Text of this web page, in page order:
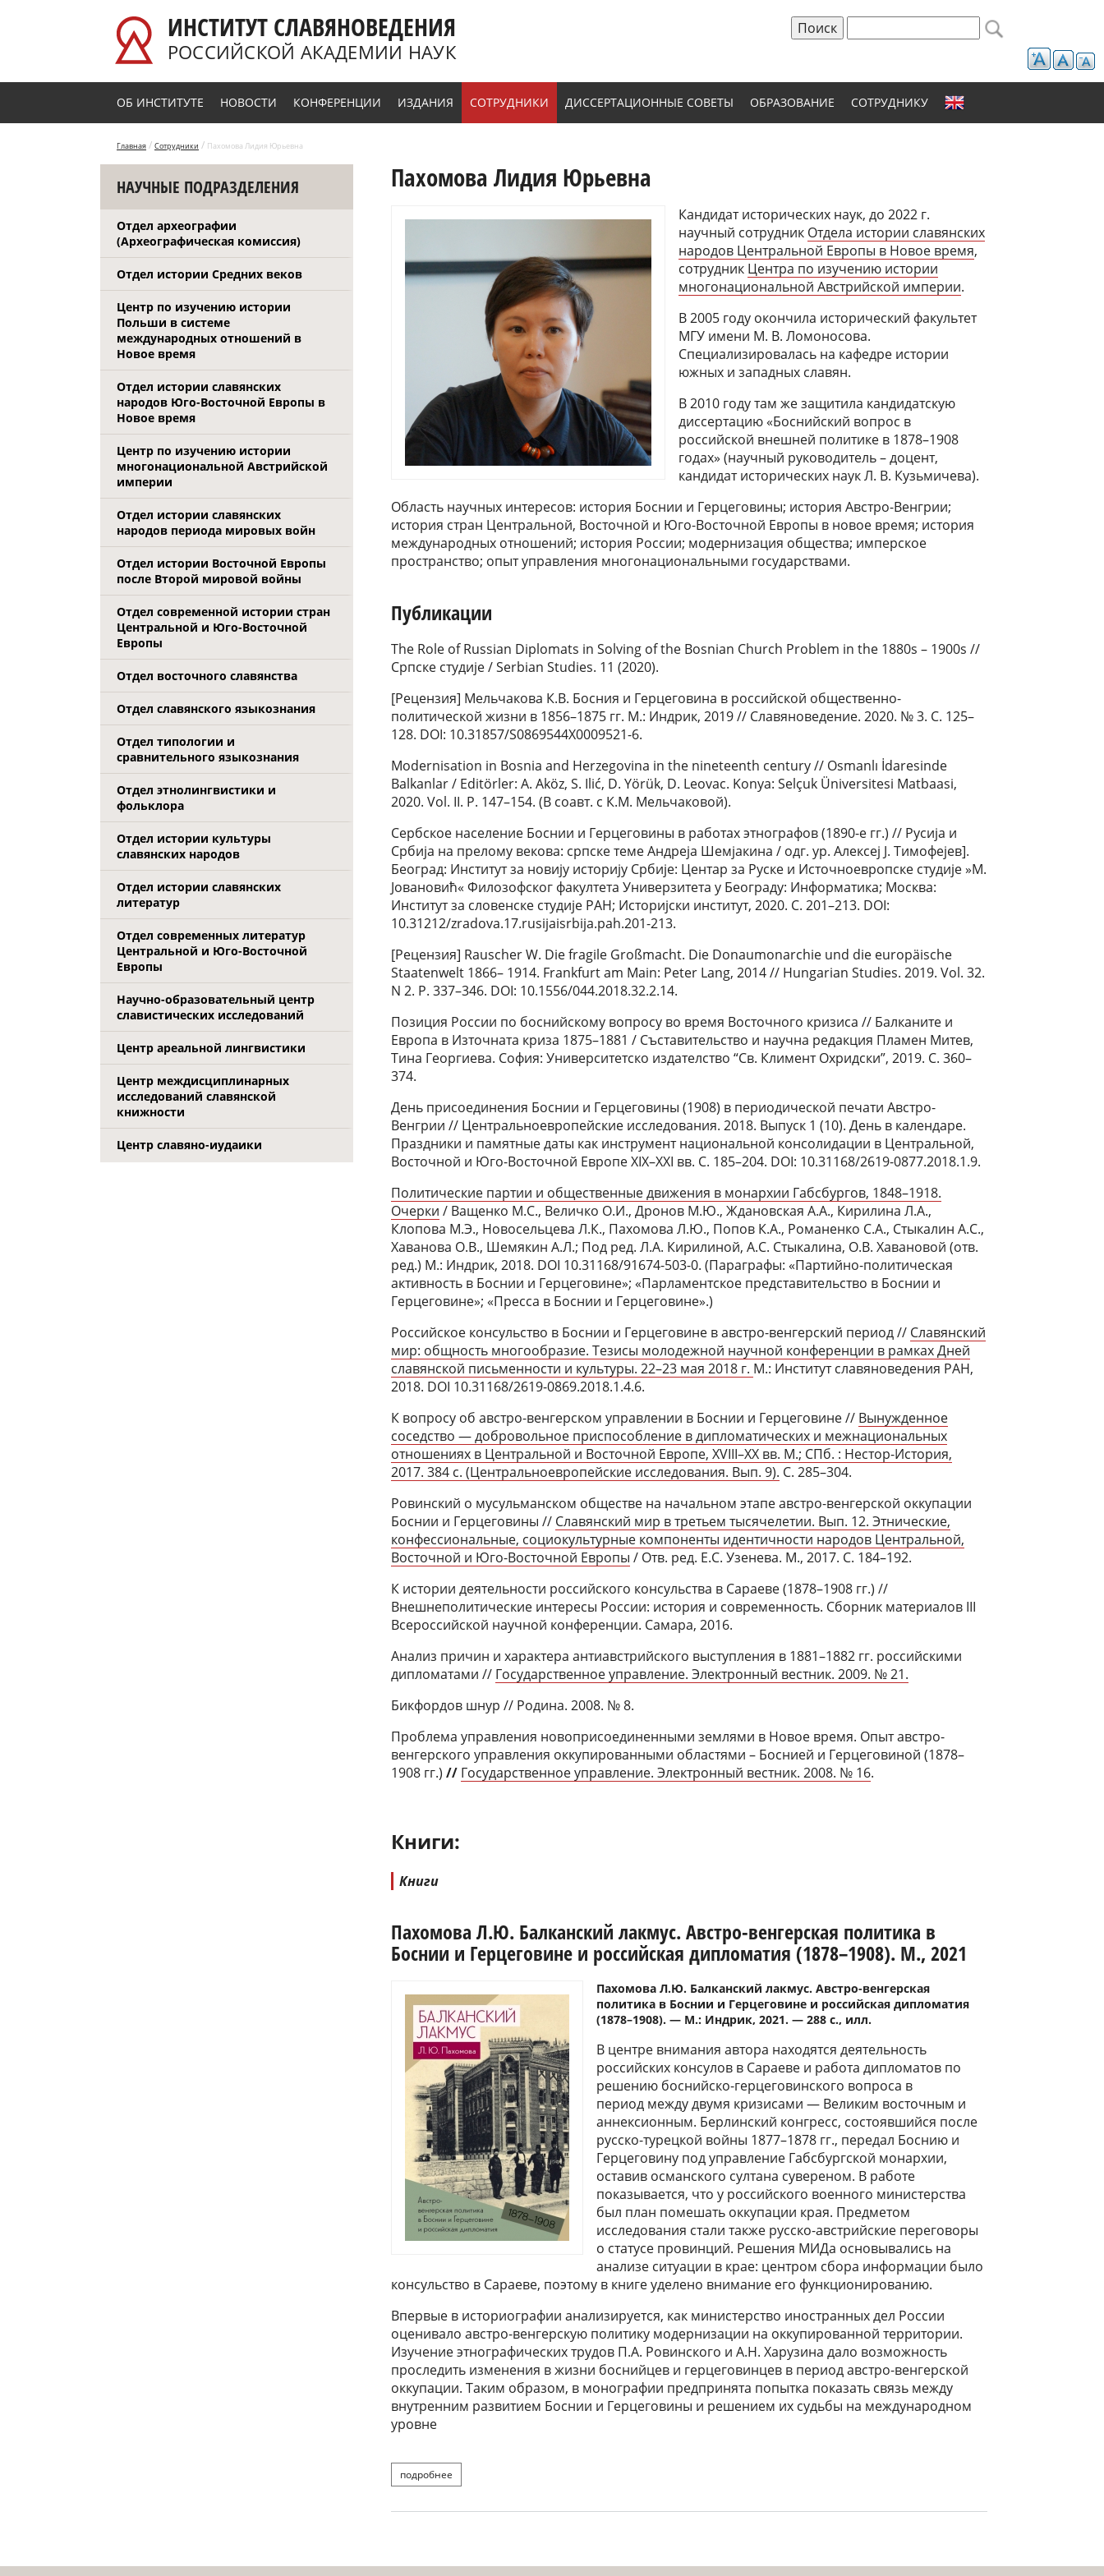
ИНСТИТУТ СЛАВЯНОВЕДЕНИЯ
РОССИЙСКОЙ АКАДЕМИИ НАУК Форма поиска
ОБ ИНСТИТУТЕ НОВОСТИ КОНФЕРЕНЦИИ ИЗДАНИЯ СОТРУДНИКИ ДИССЕРТАЦИОННЫЕ СОВЕТЫ ОБРАЗОВАНИЕ СОТРУДНИКУ
Главная / Сотрудники / Пахомова Лидия Юрьевна
НАУЧНЫЕ ПОДРАЗДЕЛЕНИЯ
Отдел археографии
(Археографическая комиссия)
Отдел истории Средних веков
Центр по изучению истории
Польши в системе
международных отношений в
Новое время
Отдел истории славянских
народов Юго-Восточной Европы в
Новое время
Центр по изучению истории
многонациональной Австрийской
империи
Отдел истории славянских
народов периода мировых войн
Отдел истории Восточной Европы
после Второй мировой войны
Отдел современной истории стран
Центральной и Юго-Восточной
Европы
Отдел восточного славянства
Отдел славянского языкознания
Отдел типологии и
сравнительного языкознания
Отдел этнолингвистики и
фольклора
Отдел истории культуры
славянских народов
Отдел истории славянских
литератур
Отдел современных литератур
Центральной и Юго-Восточной
Европы
Научно-образовательный центр
славистических исследований
Центр ареальной лингвистики
Центр междисциплинарных
исследований славянской
книжности
Центр славяно-иудаики
Пахомова Лидия Юрьевна
Кандидат исторических наук, до 2022 г.
научный сотрудник Отдела истории славянских
народов Центральной Европы в Новое время,
сотрудник Центра по изучению истории
многонациональной Австрийской империи.
В 2005 году окончила исторический факультет
МГУ имени М. В. Ломоносова.
Специализировалась на кафедре истории
южных и западных славян.
В 2010 году там же защитила кандидатскую
диссертацию «Боснийский вопрос в
российской внешней политике в 1878–1908
годах» (научный руководитель – доцент,
кандидат исторических наук Л. В. Кузьмичева).
Область научных интересов: история Боснии и Герцеговины; история Австро-Венгрии;
история стран Центральной, Восточной и Юго-Восточной Европы в новое время; история
международных отношений; история России; модернизация общества; имперское
пространство; опыт управления многонациональными государствами.
Публикации
The Role of Russian Diplomats in Solving of the Bosnian Church Problem in the 1880s – 1900s //
Српске студиjе / Serbian Studies. 11 (2020).
[Рецензия] Мельчакова К.В. Босния и Герцеговина в российской общественно-
политической жизни в 1856–1875 гг. М.: Индрик, 2019 // Славяноведение. 2020. № 3. С. 125–
128. DOI: 10.31857/S0869544X0009521-6.
Modernisation in Bosnia and Herzegovina in the nineteenth century // Osmanlı İdaresinde
Balkanlar / Editörler: A. Aköz, S. Ilić, D. Yörük, D. Leovac. Konya: Selçuk Üniversitesi Matbaasi,
2020. Vol. II. P. 147–154. (В соавт. с К.М. Мельчаковой).
Сербское население Боснии и Герцеговины в работах этнографов (1890-е гг.) // Русија и
Србија на прелому векова: српске теме Андреја Шемјакина / одг. ур. Алексеј Ј. Тимофејев].
Београд: Институт за новију историју Србије: Центар за Руске и Источноевропске студије »М.
Јовановић« Филозофског факултета Универзитета у Београду: Информатика; Москва:
Институт за словенске студије РАН; Историјски институт, 2020. С. 201–213. DOI:
10.31212/zradova.17.rusijaisrbija.pah.201-213.
[Рецензия] Rauscher W. Die fragile Großmacht. Die Donaumonarchie und die europäische
Staatenwelt 1866– 1914. Frankfurt am Main: Peter Lang, 2014 // Hungarian Studies. 2019. Vol. 32.
N 2. P. 337–346. DOI: 10.1556/044.2018.32.2.14.
Позиция России по боснийскому вопросу во время Восточного кризиса // Балканите и
Европа в Източната криза 1875–1881 / Съставительство и научна редакция Пламен Митев,
Тина Георгиева. София: Университетско издателство “Св. Климент Охридски”, 2019. С. 360–
374.
День присоединения Боснии и Герцеговины (1908) в периодической печати Австро-
Венгрии // Центральноевропейские исследования. 2018. Выпуск 1 (10). День в календаре.
Праздники и памятные даты как инструмент национальной консолидации в Центральной,
Восточной и Юго-Восточной Европе XIX–ХХI вв. С. 185–204. DOI: 10.31168/2619-0877.2018.1.9.
Политические партии и общественные движения в монархии Габсбургов, 1848–1918.
Очерки / Ващенко М.С., Величко О.И., Дронов М.Ю., Ждановская А.А., Кирилина Л.А.,
Клопова М.Э., Новосельцева Л.К., Пахомова Л.Ю., Попов К.А., Романенко С.А., Стыкалин А.С.,
Хаванова О.В., Шемякин А.Л.; Под ред. Л.А. Кирилиной, А.С. Стыкалина, О.В. Хавановой (отв.
ред.) М.: Индрик, 2018. DOI 10.31168/91674-503-0. (Параграфы: «Партийно-политическая
активность в Боснии и Герцеговине»; «Парламентское представительство в Боснии и
Герцеговине»; «Пресса в Боснии и Герцеговине».)
Российское консульство в Боснии и Герцеговине в австро-венгерский период // Славянский
мир: общность многообразие. Тезисы молодежной научной конференции в рамках Дней
славянской письменности и культуры. 22–23 мая 2018 г. М.: Институт славяноведения РАН,
2018. DOI 10.31168/2619-0869.2018.1.4.6.
К вопросу об австро-венгерском управлении в Боснии и Герцеговине // Вынужденное
соседство — добровольное приспособление в дипломатических и межнациональных
отношениях в Центральной и Восточной Европе, XVIII–XX вв. М.; СПб. : Нестор-История,
2017. 384 с. (Центральноевропейские исследования. Вып. 9). С. 285–304.
Ровинский о мусульманском обществе на начальном этапе австро-венгерской оккупации
Боснии и Герцеговины // Славянский мир в третьем тысячелетии. Вып. 12. Этнические,
конфессиональные, социокультурные компоненты идентичности народов Центральной,
Восточной и Юго-Восточной Европы / Отв. ред. Е.С. Узенева. М., 2017. С. 184–192.
К истории деятельности российского консульства в Сараеве (1878–1908 гг.) //
Внешнеполитические интересы России: история и современность. Сборник материалов III
Всероссийской научной конференции. Самара, 2016.
Анализ причин и характера антиавстрийского выступления в 1881–1882 гг. российскими
дипломатами // Государственное управление. Электронный вестник. 2009. № 21.
Бикфордов шнур // Родина. 2008. № 8.
Проблема управления новоприсоединенными землями в Новое время. Опыт австро-
венгерского управления оккупированными областями – Боснией и Герцеговиной (1878–
1908 гг.) // Государственное управление. Электронный вестник. 2008. № 16.
Книги:
Книги
Пахомова Л.Ю. Балканский лакмус. Австро-венгерская политика в
Боснии и Герцеговине и российская дипломатия (1878–1908). М., 2021
Пахомова Л.Ю. Балканский лакмус. Австро-венгерская
политика в Боснии и Герцеговине и российская дипломатия
(1878–1908). — М.: Индрик, 2021. — 288 с., илл.
В центре внимания автора находятся деятельность
российских консулов в Сараеве и работа дипломатов по
решению боснийско-герцеговинского вопроса в
период между двумя кризисами — Великим восточным и
аннексионным. Берлинский конгресс, состоявшийся после
русско-турецкой войны 1877–1878 гг., передал Боснию и
Герцеговину под управление Габсбургской монархии,
оставив османского султана сувереном. В работе
показывается, что у российского военного министерства
был план помешать оккупации края. Предметом
исследования стали также русско-австрийские переговоры
о статусе провинций. Решения МИДа основывались на
анализе ситуации в крае: центром сбора информации было
консульство в Сараеве, поэтому в книге уделено внимание его функционированию.
Впервые в историографии анализируется, как министерство иностранных дел России
оценивало австро-венгерскую политику модернизации на оккупированной территории.
Изучение этнографических трудов П.А. Ровинского и А.Н. Харузина дало возможность
проследить изменения в жизни боснийцев и герцеговинцев в период австро-венгерской
оккупации. Таким образом, в монографии предпринята попытка показать связь между
внутренним развитием Боснии и Герцеговины и решением их судьбы на международном
уровне
подробнее